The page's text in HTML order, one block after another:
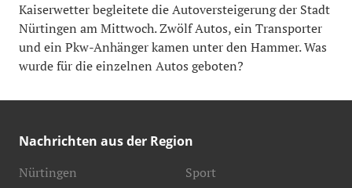
Kaiserwetter begleitete die Autoversteigerung der Stadt
Nürtingen am Mittwoch. Zwölf Autos, ein Transporter
und ein Pkw-Anhänger kamen unter den Hammer. Was
wurde für die einzelnen Autos geboten?
Nachrichten aus der Region
Nürtingen
Sport